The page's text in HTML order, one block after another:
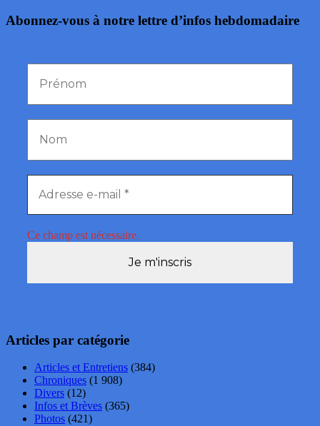
Abonnez-vous à notre lettre d’infos hebdomadaire
Ce champ est nécessaire.
Articles par catégorie
Articles et Entretiens (384)
Chroniques (1 908)
Divers (12)
Infos et Brèves (365)
Photos (421)